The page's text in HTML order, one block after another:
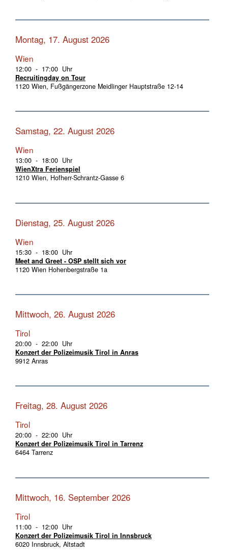
Montag, 17. August 2026
Wien
12:00 - 17:00 Uhr
Recruitingday on Tour
1120 Wien, Fußgängerzone Meidlinger Hauptstraße 12-14
Samstag, 22. August 2026
Wien
13:00 - 18:00 Uhr
WienXtra Ferienspiel
1210 Wien, Hofherr-Schrantz-Gasse 6
Dienstag, 25. August 2026
Wien
15:30 - 18:00 Uhr
Meet and Greet - OSP stellt sich vor
1120 Wien Hohenbergstraße 1a
Mittwoch, 26. August 2026
Tirol
20:00 - 22:00 Uhr
Konzert der Polizeimusik Tirol in Anras
9912 Anras
Freitag, 28. August 2026
Tirol
20:00 - 22:00 Uhr
Konzert der Polizeimusik Tirol in Tarrenz
6464 Tarrenz
Mittwoch, 16. September 2026
Tirol
11:00 - 12:00 Uhr
Konzert der Polizeimusik Tirol in Innsbruck
6020 Innsbruck, Altstadt